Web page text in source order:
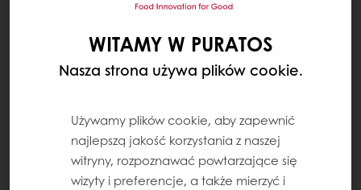
WITAMY W PURATOS
Nasza strona używa plików cookie.
Używamy plików cookie, aby zapewnić
najlepszą jakość korzystania z naszej
witryny, rozpoznawać powtarzające się
wizyty i preferencje, a także mierzyć i